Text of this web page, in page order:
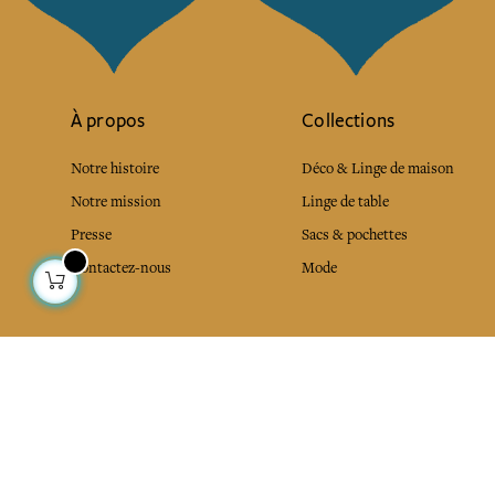
À propos
Notre histoire
Notre mission
Presse
Contactez-nous
Collections
Déco & Linge de maison
Linge de table
Sacs & pochettes
Mode